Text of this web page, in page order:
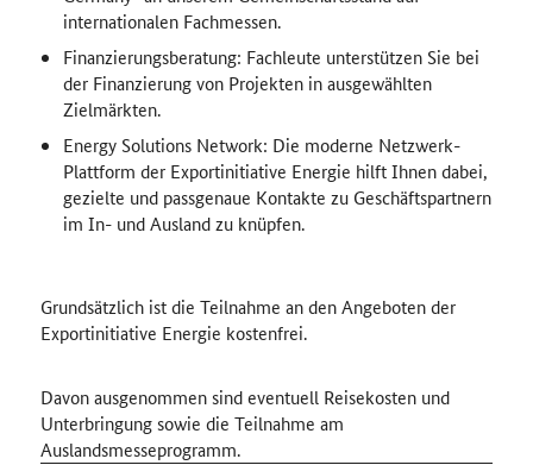
internationalen Fachmessen.
Finanzierungsberatung: Fachleute unterstützen Sie bei
der Finanzierung von Projekten in ausgewählten
Zielmärkten.
Energy Solutions Network: Die moderne Netzwerk-
Plattform der Exportinitiative Energie hilft Ihnen dabei,
gezielte und passgenaue Kontakte zu Geschäftspartnern
im In- und Ausland zu knüpfen.
Grundsätzlich ist die Teilnahme an den Angeboten der
Exportinitiative Energie kostenfrei.
Davon ausgenommen sind eventuell Reisekosten und
Unterbringung sowie die Teilnahme am
Auslandsmesseprogramm.